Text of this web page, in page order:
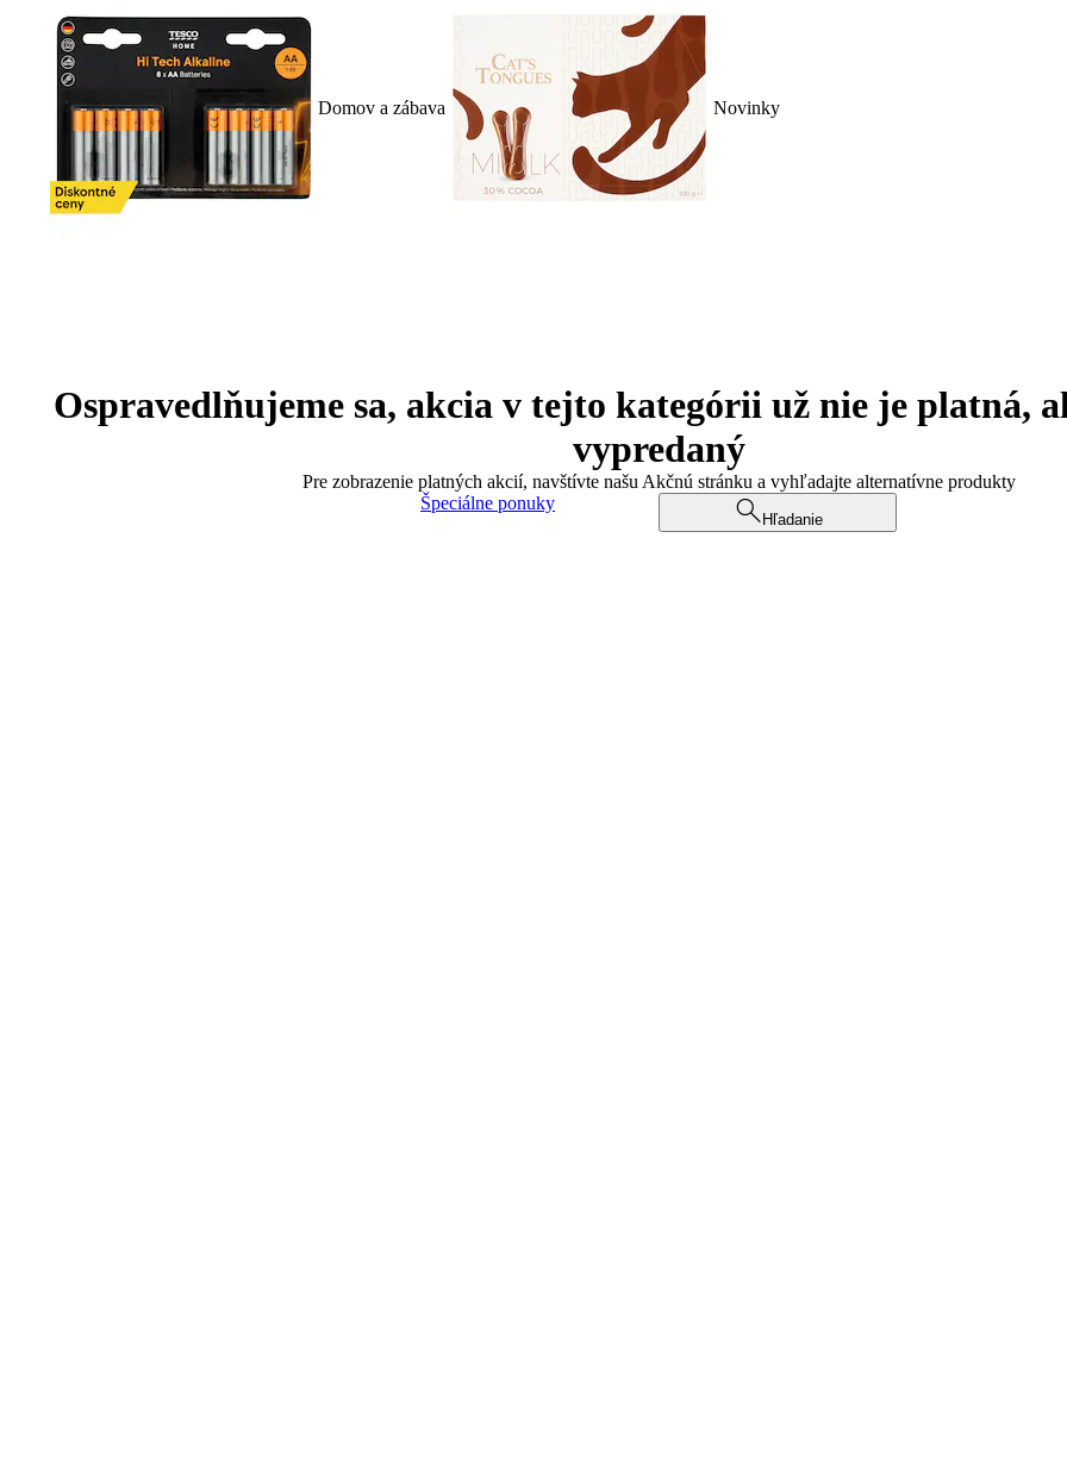
Domov a zábava Novinky
Ospravedlňujeme sa, akcia v tejto kategórii už nie je platná,
vypredaný
Pre zobrazenie platných akcií, navštívte našu Akčnú stránku a vyhľadajte alternatívne produkty
Špeciálne ponuky
Hľadanie